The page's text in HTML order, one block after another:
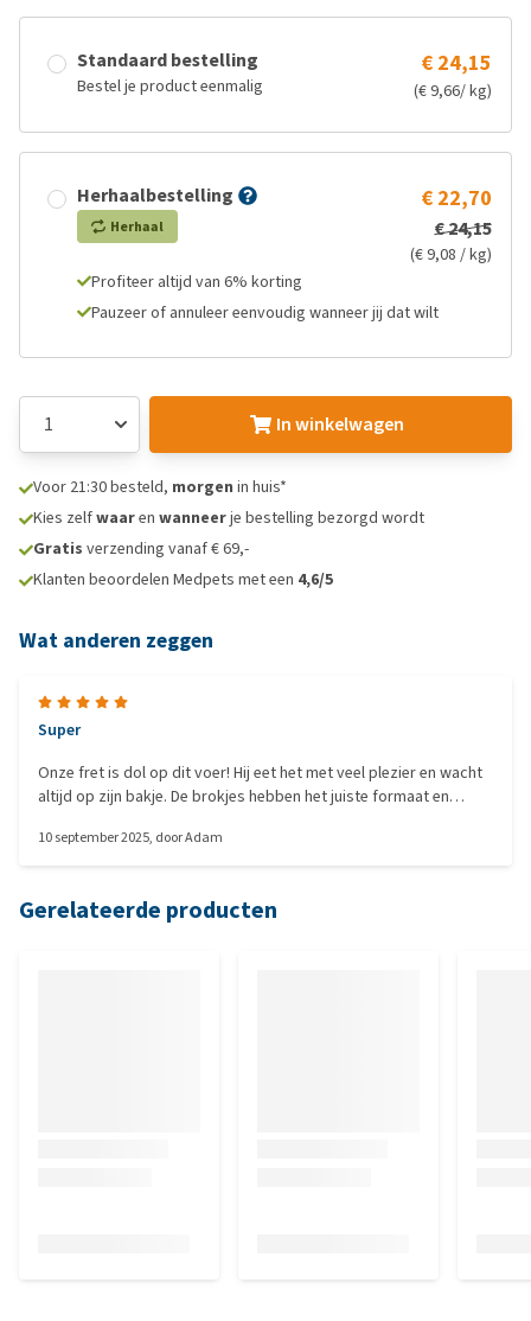
Standaard bestelling
Bestel je product eenmalig
€ 24,15
(€ 9,66/ kg)
Herhaalbestelling
Herhaal
€ 22,70
€ 24,15
(€ 9,08 / kg)
Profiteer altijd van 6% korting
Pauzeer of annuleer eenvoudig wanneer jij dat wilt
In winkelwagen
Voor 21:30 besteld, morgen in huis*
Kies zelfwaaren wanneerje bestelling bezorgd wordt
Gratis verzending vanaf € 69,-
Klanten beoordelen Medpets met een 4,6/5
Wat anderen zeggen
Super
Onze fret is dol op dit voer! Hij eet het met veel plezier en wacht
altijd op zijn bakje. De brokjes hebben het juiste formaat en
de kwaliteit is duidelijk merkbaar. Zijn vacht glanst meer en hij is
10 september 2025, doorAdam
Gerelateerde producten